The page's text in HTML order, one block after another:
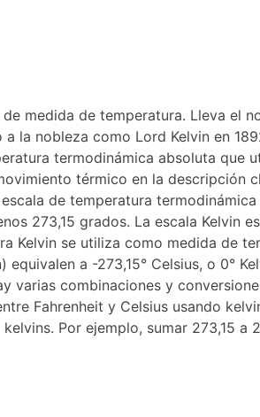
medida de temperatura. Lleva el
la nobleza como Lord Kelvin en
termodinámica absoluta que
térmico en la descripción
de temperatura
273,15 grados. La escala Kelvin
Kelvin se utiliza como medida de
equivalen a -273,15° Celsius, o 0°
varias combinaciones y
Fahrenheit y Celsius usando
Por ejemplo, sumar 273,15 a